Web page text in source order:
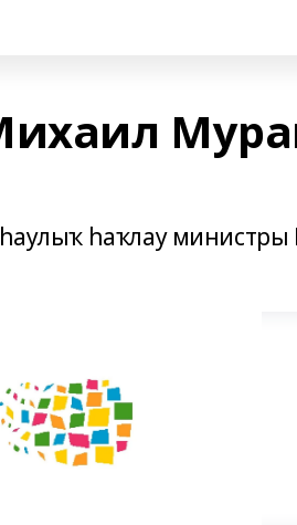
һаулыҡ һаҡлау